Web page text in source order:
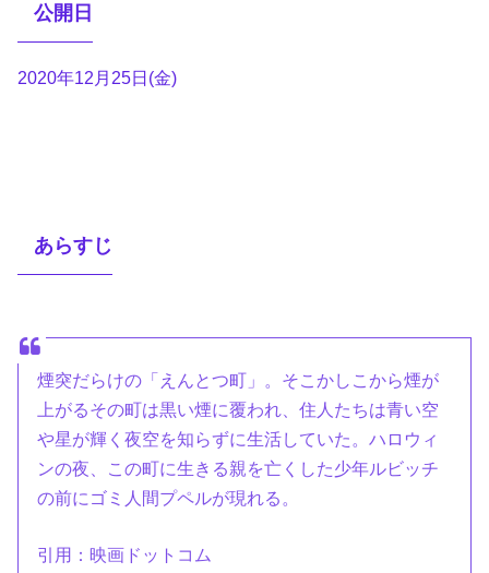
公開日
2020年12月25日(金)
あらすじ
煙突だらけの「えんとつ町」。そこかしこから煙が
上がるその町は黒い煙に覆われ、住人たちは青い空
や星が輝く夜空を知らずに生活していた。ハロウィ
ンの夜、この町に生きる親を亡くした少年ルビッチ
の前にゴミ人間プペルが現れる。
引用：映画ドットコム